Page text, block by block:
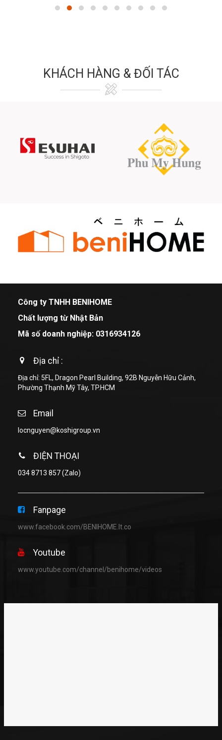
KHÁCH HÀNG & ĐỐI TÁC
Công ty TNHH BENIHOME
Chất lượng từ Nhật Bản
Mã số doanh nghiệp: 0316934126
Địa chỉ :
Địa chỉ: 5FL, Dragon Pearl Building, 92B Nguyễn Hữu Cảnh,
Phường Thạnh Mỹ Tây, TP.HCM
Email
locnguyen@koshigroup.vn
ĐIỆN THOẠI
034 8713 857(Zalo)
Fanpage
www.facebook.com/BENIHOME.lt.co
Youtube
www.youtube.com/channel/benihome/videos